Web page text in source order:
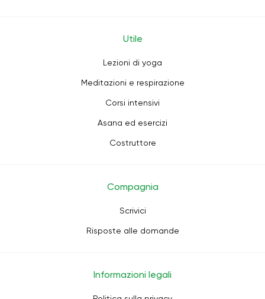
Utile
Lezioni di yoga
Meditazioni e respirazione
Corsi intensivi
Asana ed esercizi
Costruttore
Compagnia
Scrivici
Risposte alle domande
Informazioni legali